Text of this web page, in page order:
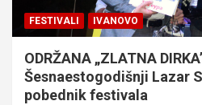
FESTIVALI IVANOVO
ODRŽANA „ZLATNA
Šesnaestogodišnji Lazar
pobednik festivala